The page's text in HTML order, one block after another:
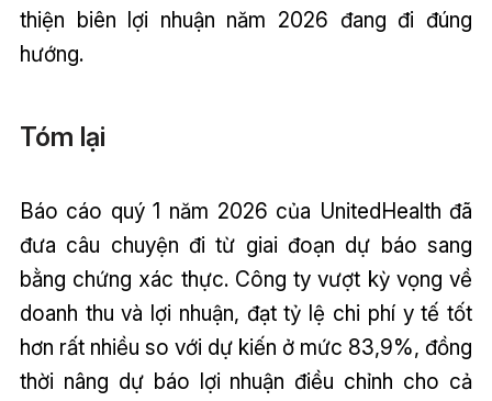
thiện biên lợi nhuận năm 2026 đang đi đúng
hướng.
Tóm lại
Báo cáo quý 1 năm 2026 của UnitedHealth đã
đưa câu chuyện đi từ giai đoạn dự báo sang
bằng chứng xác thực. Công ty vượt kỳ vọng về
doanh thu và lợi nhuận, đạt tỷ lệ chi phí y tế tốt
hơn rất nhiều so với dự kiến ở mức 83,9%, đồng
thời nâng dự báo lợi nhuận điều chỉnh cho cả